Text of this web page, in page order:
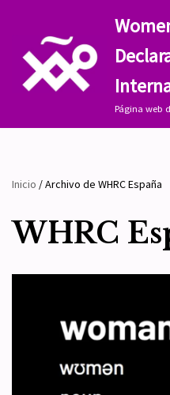
contenido
Página web
Inicio /Archivo de WHRC España
WHRC